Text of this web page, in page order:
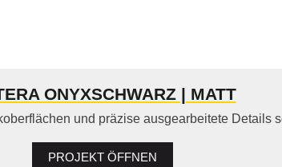
ONYXSCHWARZ | MATT
und präzise ausgearbeitete Details
PROJEKT ÖFFNEN